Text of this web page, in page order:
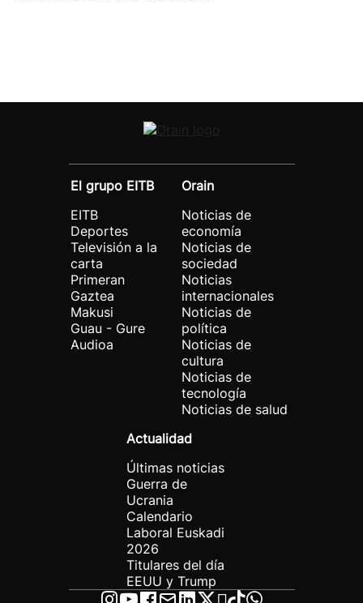
El grupo EITB
EITB
Deportes
Televisión a la
carta
Primeran
Gaztea
Makusi
Guau - Gure
Audioa
Orain
Noticias de
economía
Noticias de
sociedad
Noticias
internacionales
Noticias de
política
Noticias de
cultura
Noticias de
tecnología
Noticias de salud
Actualidad
Últimas noticias
Guerra de
Ucrania
Calendario
Laboral Euskadi
2026
Titulares del día
EEUU y Trump